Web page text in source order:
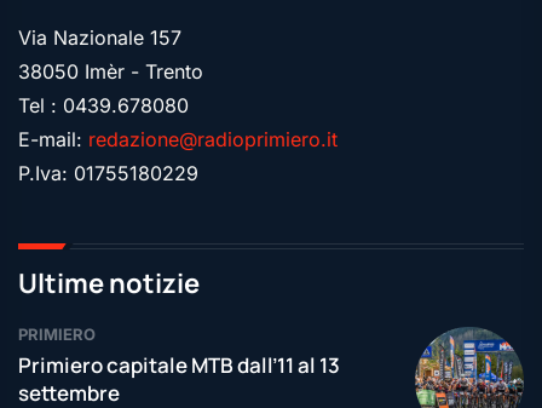
Via Nazionale 157
38050 Imèr - Trento
Tel : 0439.678080
E-mail: redazione@radioprimiero.it
P.Iva: 01755180229
Ultime notizie
PRIMIERO
Primiero capitale MTB dall’11 al 13
settembre